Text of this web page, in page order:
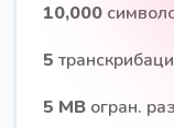
10,000
5
5 MB огран.